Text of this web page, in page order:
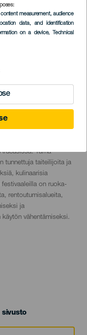
measurement, audience
data, and identification
on a device, Technical
Tämä
tunnettuja taiteilijoita ja
kulinaarisia
on ruoka-
rentoutumisalueita,
ja
vähentämiseksi.
sivusto